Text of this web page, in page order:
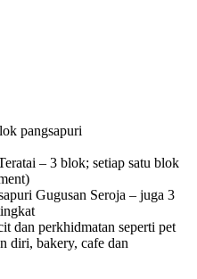
pangsapuri
– 3 blok; setiap satu blok
Gugusan Seroja – juga 3
dan perkhidmatan seperti pet
diri, bakery, cafe dan